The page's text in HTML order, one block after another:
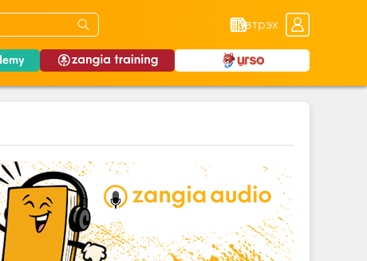
Нэвтрэх